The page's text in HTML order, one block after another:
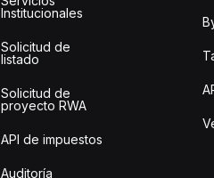
Institucionales
Solicitud de
listado
Solicitud de
proyecto RWA
API de impuestos
Auditoría